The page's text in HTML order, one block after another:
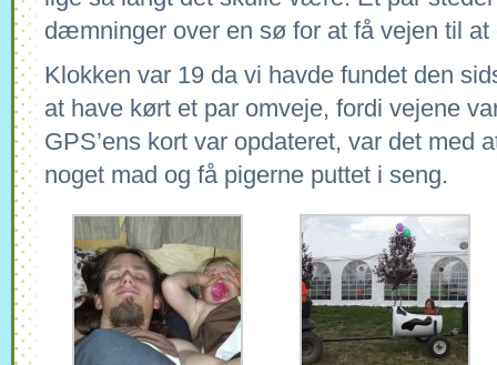
dæmninger over en sø for at få vejen til at
Klokken var 19 da vi havde fundet den
at have kørt et par omveje, fordi vejene
GPS’ens kort var opdateret, var det med
noget mad og få pigerne puttet i seng.